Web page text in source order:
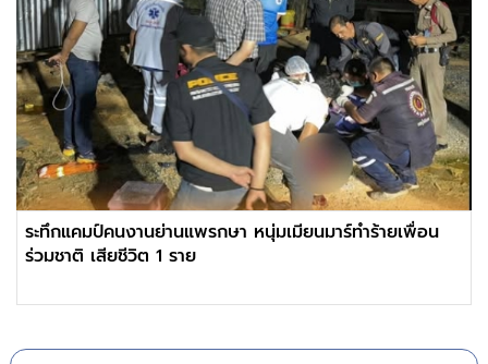
ระทึกแคมป์คนงานย่านแพรกษา หนุ่มเมียนมาร์ทำร้ายเพื่อน
ร่วมชาติ เสียชีวิต 1 ราย